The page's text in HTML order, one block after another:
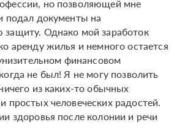
но позволяющей мне
подал документы на
Однако мой заработок
аренду жилья и немного остается
финансовом
не был! Я не могу позволить
из каких-то обычных
простых человеческих радостей.
здоровья после колонии и речи